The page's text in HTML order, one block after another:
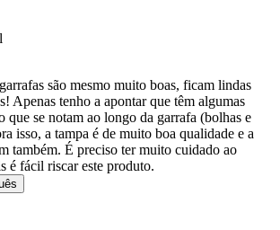
são mesmo muito boas, ficam lindas
Apenas tenho a apontar que têm algumas
que se notam ao longo da garrafa (bolhas e
isso, a tampa é de muito boa qualidade e a
também. É preciso ter muito cuidado ao
é fácil riscar este produto.